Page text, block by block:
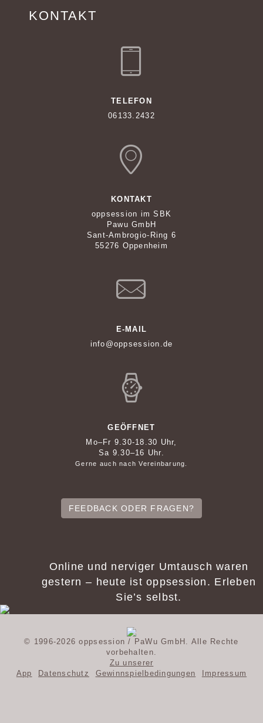
KONTAKT
TELEFON
06133.2432
KONTAKT
oppsession im SBK
Pawu GmbH
Sant-Ambrogio-Ring 6
55276 Oppenheim
E-MAIL
info@oppsession.de
GEÖFFNET
Mo–Fr 9.30-18.30 Uhr,
Sa 9.30–16 Uhr.
Gerne auch nach Vereinbarung.
FEEDBACK ODER FRAGEN?
Online und nerviger Umtausch waren
gestern – heute ist oppsession. Erleben
Sie’s selbst.
© 1996-2026 oppsession / PaWu GmbH. Alle Rechte
vorbehalten.
Zu unserer
App
Datenschutz Gewinnspielbedingungen Impressum